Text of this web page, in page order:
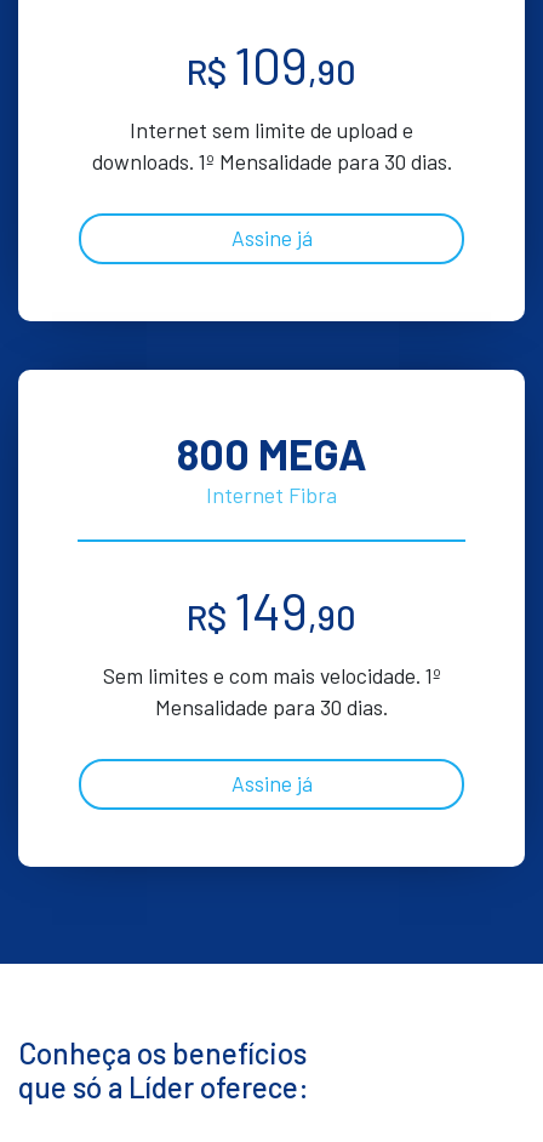
R$ 109,90
Internet sem limite de upload e
downloads. 1º Mensalidade para 30 dias.
Assine já
800 MEGA
Internet Fibra
R$ 149,90
Sem limites e com mais velocidade. 1º
Mensalidade para 30 dias.
Assine já
Conheça os benefícios
que só a Líder oferece: